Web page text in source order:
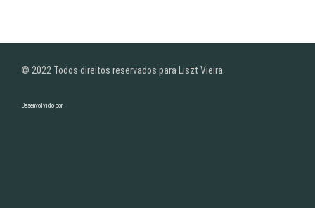
© 2022 Todos direitos reservados para Liszt Vieira.
Desenvolvido por